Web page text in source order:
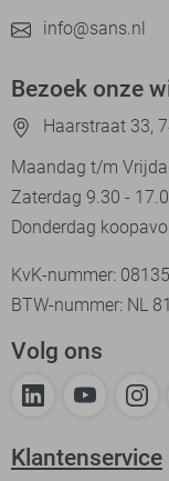
info@sans.nl
Bezoek onze
Haarstraat 33,
Maandag t/m
Zaterdag 9.30 -
Donderdag
KvK-nummer:
BTW-nummer: NL
Volg ons
Klantenservice